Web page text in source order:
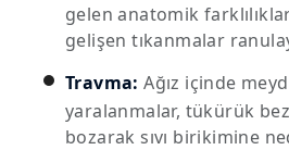
gelen anatomik
gelişen tıkanmalar
Travma: Ağız içinde
yaralanmalar, tükürük
bozarak sıvı birikimine